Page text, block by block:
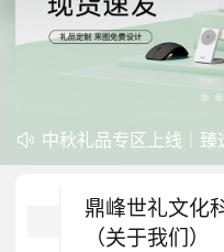
 防暑降温一站式配齐，
中秋礼品专区上线｜臻
鼎峰世礼文化
（关于我们）